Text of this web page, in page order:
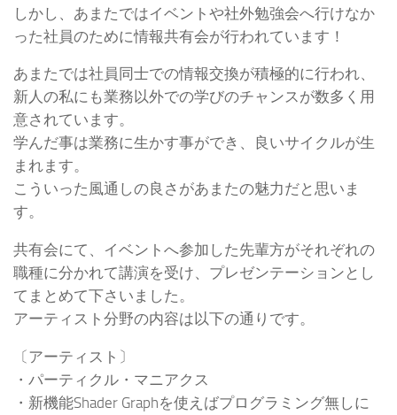
しかし、あまたではイベントや社外勉強会へ行けなか
った社員のために情報共有会が行われています！
あまたでは社員同士での情報交換が積極的に行われ、
新人の私にも業務以外での学びのチャンスが数多く用
意されています。
学んだ事は業務に生かす事ができ、良いサイクルが生
まれます。
こういった風通しの良さがあまたの魅力だと思いま
す。
共有会にて、イベントへ参加した先輩方がそれぞれの
職種に分かれて講演を受け、プレゼンテーションとし
てまとめて下さいました。
アーティスト分野の内容は以下の通りです。
〔アーティスト〕
・パーティクル・マニアクス
・新機能Shader Graphを使えばプログラミング無しに